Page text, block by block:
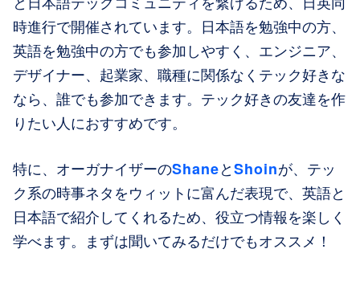
時進行で開催されています。日本語を勉強中の方、
英語を勉強中の方でも参加しやすく、エンジニア、
デザイナー、起業家、職種に関係なくテック好きな
なら、誰でも参加できます。テック好きの友達を作
りたい人におすすめです。
特に、オーガナイザーのShaneとShoinが、テッ
ク系の時事ネタをウィットに富んだ表現で、英語と
日本語で紹介してくれるため、役立つ情報を楽しく
学べます。まずは聞いてみるだけでもオススメ！